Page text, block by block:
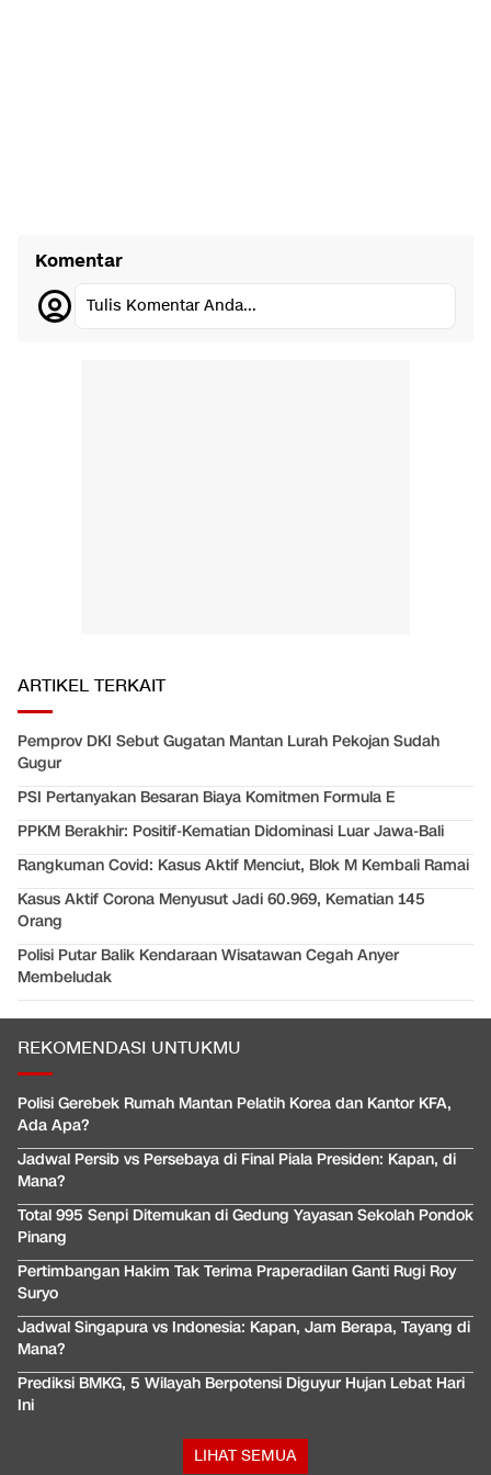
Komentar
Tulis Komentar Anda...
ARTIKEL TERKAIT
Pemprov DKI Sebut Gugatan Mantan Lurah Pekojan Sudah
Gugur
PSI Pertanyakan Besaran Biaya Komitmen Formula E
PPKM Berakhir: Positif-Kematian Didominasi Luar Jawa-Bali
Rangkuman Covid: Kasus Aktif Menciut, Blok M Kembali Ramai
Kasus Aktif Corona Menyusut Jadi 60.969, Kematian 145
Orang
Polisi Putar Balik Kendaraan Wisatawan Cegah Anyer
Membeludak
REKOMENDASI UNTUKMU
Polisi Gerebek Rumah Mantan Pelatih Korea dan Kantor KFA,
Ada Apa?
Jadwal Persib vs Persebaya di Final Piala Presiden: Kapan, di
Mana?
Total 995 Senpi Ditemukan di Gedung Yayasan Sekolah Pondok
Pinang
Pertimbangan Hakim Tak Terima Praperadilan Ganti Rugi Roy
Suryo
Jadwal Singapura vs Indonesia: Kapan, Jam Berapa, Tayang di
Mana?
Prediksi BMKG, 5 Wilayah Berpotensi Diguyur Hujan Lebat Hari
Ini
LIHAT SEMUA